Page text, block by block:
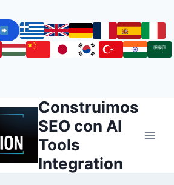
Construimos
SEO con AI
Tools
Integration